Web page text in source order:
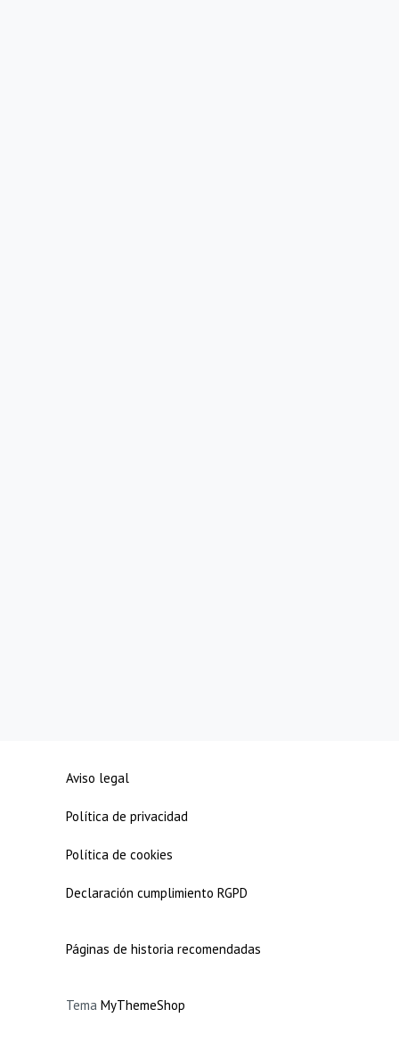
Aviso legal
Política de privacidad
Política de cookies
Declaración cumplimiento RGPD
Páginas de historia recomendadas
Tema MyThemeShop